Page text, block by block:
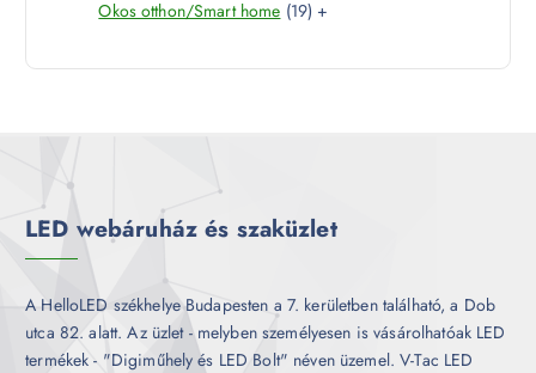
r
é
t
r
Okos otthon/Smart home 191
t
+
LED webáruház és szaküzlet
A HelloLED székhelye Budapesten a 7. kerületben található, a Dob
utca 82. alatt. Az üzlet - melyben személyesen is vásárolhatóak LED
termékek - "Digiműhely és LED Bolt" néven üzemel. V-Tac LED